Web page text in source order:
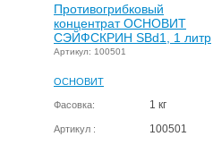
Противогрибковый
концентрат ОСНОВИТ
СЭЙФСКРИН SBd1, 1 литр
Артикул: 100501
ОСНОВИТ
Фасовка: 1 кг
Артикул : 100501